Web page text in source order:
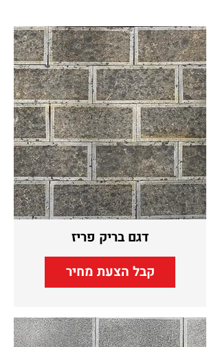
דגם בריק פריז
קבל הצעת מחיר